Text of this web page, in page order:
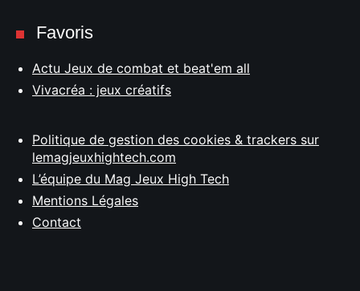
Favoris
Actu Jeux de combat et beat'em all
Vivacréa : jeux créatifs
Politique de gestion des cookies & trackers sur
lemagjeuxhightech.com
L’équipe du Mag Jeux High Tech
Mentions Légales
Contact